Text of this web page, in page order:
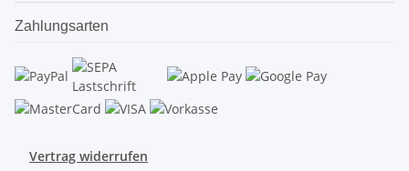
Zahlungsarten
Vertrag widerrufen